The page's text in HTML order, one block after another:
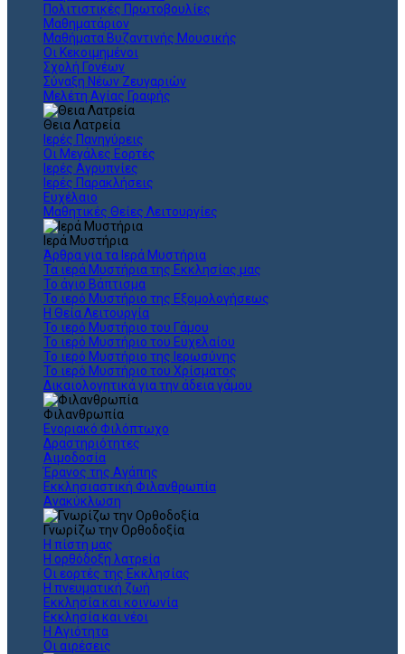
Πολιτιστικές Πρωτοβουλίες
Μαθηματάριον
Μαθήματα Βυζαντινής Μουσικής
Οι Κεκοιμημένοι
Σχολή Γονέων
Σύναξη Νέων Ζευγαριών
Μελέτη Αγίας Γραφής
Θεια Λατρεία
Ιερές Πανηγύρεις
Οι Μεγάλες Εορτές
Ιερές Αγρυπνίες
Ιερές Παρακλήσεις
Ευχέλαιο
Μαθητικές Θείες Λειτουργίες
Ιερά Μυστήρια
Άρθρα για τα Ιερά Μυστήρια
Τα ιερά Μυστήρια της Εκκλησίας μας
Το άγιο Βάπτισμα
Το ιερό Μυστήριο της Εξομολογήσεως
Η Θεία Λειτουργία
Το ιερό Μυστήριο του Γάμου
Το ιερό Μυστήριο του Ευχελαίου
Το ιερό Μυστήριο της Ιερωσύνης
Το ιερό Μυστήριο του Χρίσματος
Δικαιολογητικά για την άδεια γάμου
Φιλανθρωπία
Ενοριακό Φιλόπτωχο
Δραστηριότητες
Αιμοδοσία
Έρανος της Αγάπης
Εκκλησιαστική Φιλανθρωπία
Ανακύκλωση
Γνωρίζω την Ορθοδοξία
Η πίστη μας
Η ορθόδοξη λατρεία
Οι εορτές της Εκκλησίας
Η πνευματική ζωή
Εκκλησία και κοινωνία
Εκκλησία και νέοι
Η Αγιότητα
Οι αιρέσεις